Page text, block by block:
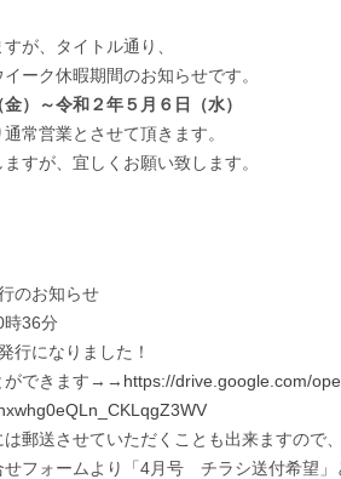
が、タイトル通り、
ーク休暇期間のお知らせです。
）～令和２年５月６日（水）
常営業とさせて頂きます。
すが、宜しくお願い致します。
のお知らせ
時36分
行になりました！
ができます→→ https://drive.google.com/
は郵送させていただくことも出来ますので
せフォームより「4月号 チラシ送付希望」